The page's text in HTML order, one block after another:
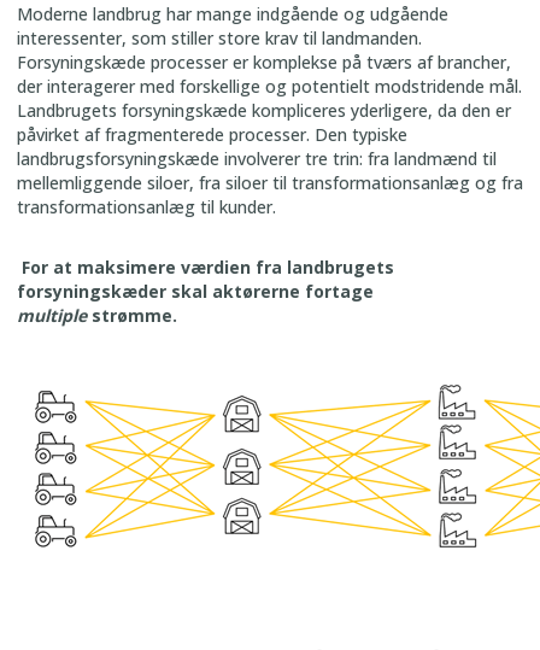
Moderne landbrug har mange indgående og udgående
interessenter, som stiller store krav til landmanden.
Forsyningskæde processer er komplekse på tværs af brancher,
der interagerer med forskellige og potentielt modstridende mål.
Landbrugets forsyningskæde kompliceres yderligere, da den er
påvirket af fragmenterede processer. Den typiske
landbrugsforsyningskæde involverer tre trin: fra landmænd til
mellemliggende siloer, fra siloer til transformationsanlæg og fra
transformationsanlæg til kunder.
For at maksimere værdien fra landbrugets
forsyningskæder skal aktørerne fortage
multiplestrømme.